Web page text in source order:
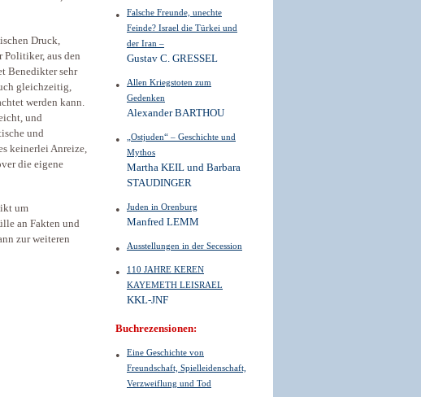
Druck,
Politiker, aus den
Benedikter sehr
gleichzeitig,
werden kann.
und
und
keinerlei Anreize,
die eigene
um
an Fakten und
zur weiteren
Falsche Freunde, unechte
Feinde? Israel die Türkei und
der Iran –
Gustav C. GRESSEL
Allen Kriegstoten zum
Gedenken
Alexander BARTHOU
„Ostjuden“ – Geschichte und
Mythos
Martha KEIL und Barbara
STAUDINGER
Juden in Orenburg
Manfred LEMM
Ausstellungen in der Secession
110 JAHRE KEREN
KAYEMETH LEISRAEL
KKL-JNF
Buchrezensionen:
Eine Geschichte von
Freundschaft, Spielleidenschaft,
Verzweiflung und Tod